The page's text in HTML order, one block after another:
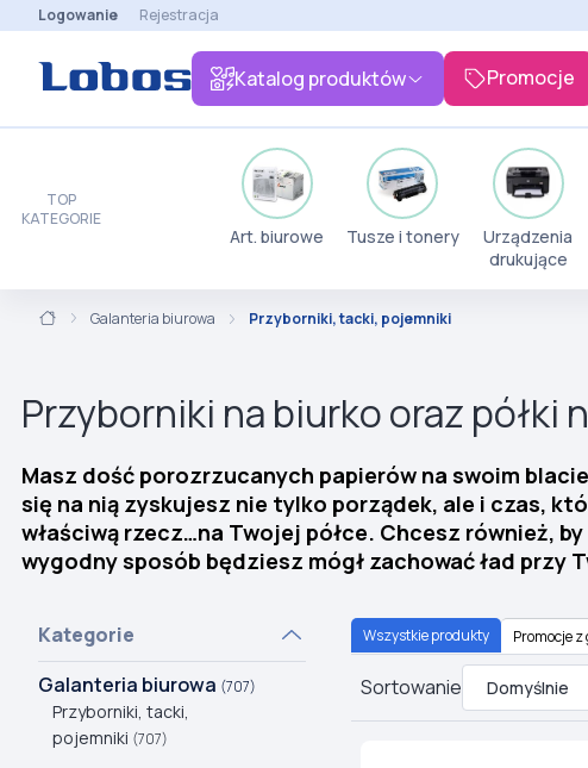
Logowanie Rejestracja
Katalog produktów Promocje
TOP
KATEGORIE
Art. biurowe Tusze i tonery
Urządzenia
drukujące
Galanteria biurowa Przyborniki, tacki, pojemniki
Przyborniki na biurko oraz półki
Masz dość porozrzucanych papierów na swoim
się na nią zyskujesz nie tylko porządek, ale i czas,
właściwą rzecz…na Twojej półce. Chcesz również,
wygodny sposób będziesz mógł zachować ład przy
Kategorie
Galanteria biurowa (707)
Przyborniki, tacki,
pojemniki (707)
Wszystkie produkty Promocje
Sortowanie